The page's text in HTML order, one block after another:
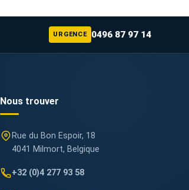
URGENCE 0496 87 97 14
Nous trouver
Rue du Bon Espoir, 18
4041 Milmort, Belgique
+32 (0)4 277 93 58